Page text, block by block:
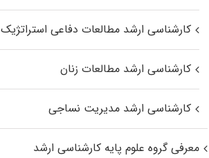
کارشناسی ارشد مطالعات دفاعی استراتژیک
کارشناسی ارشد مطالعات زنان
کارشناسی ارشد مدیریت نساجی
معرفی گروه علوم پایه کارشناسی ارشد